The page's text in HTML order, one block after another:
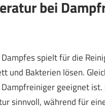
bei
spielt für die
und Bakterien lösen.
geeignet
sinnvoll, während für